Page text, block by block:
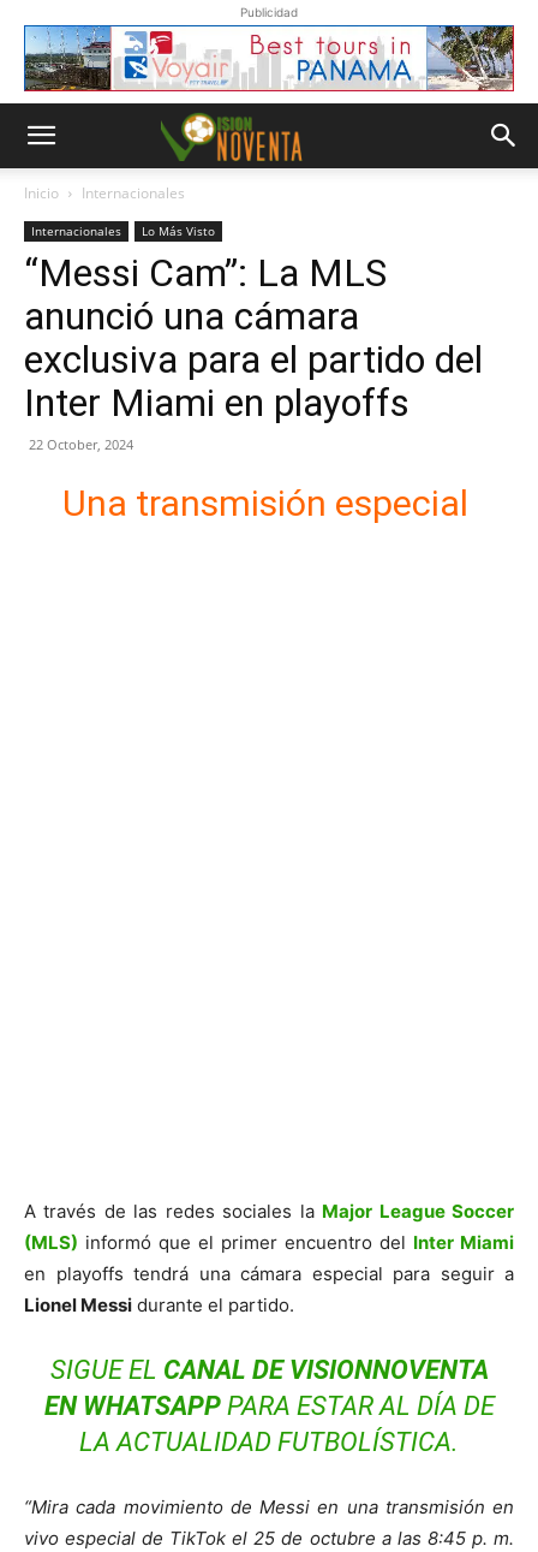
Publicidad
Inicio Internacionales
Internacionales Lo Más Visto
“Messi Cam”: La MLS
anunció una cámara
exclusiva para el partido del
Inter Miami en playoffs
22 October, 2024
Una transmisión especial
A través de las redes sociales la Major League Soccer
(MLS) informó que el primer encuentro del Inter Miami
en playoffs tendrá una cámara especial para seguir a
Lionel Messi durante el partido.
SIGUE EL CANAL DE VISIONNOVENTA
EN WHATSAPPPARA ESTAR AL DÍA DE
LA ACTUALIDAD FUTBOLÍSTICA.
“Mira cada movimiento de Messi en una transmisión en
vivo especial de TikTok el 25 de octubre a las 8:45 p. m.